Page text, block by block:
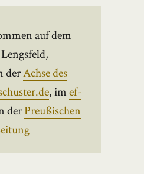
auf dem
derAchse des
, imef-
derPreußischen